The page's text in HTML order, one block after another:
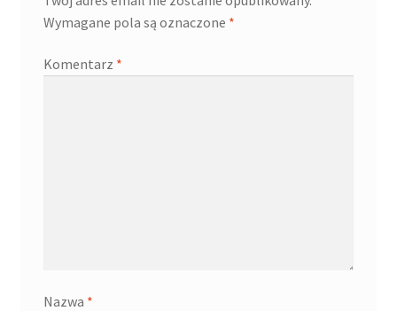
Wymagane pola są oznaczone *
Komentarz *
Nazwa *